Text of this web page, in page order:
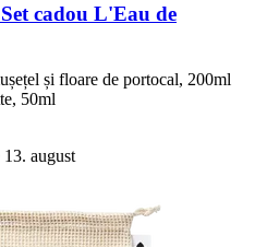
Set cadou L'Eau de
și floare de portocal, 200ml
50ml
august